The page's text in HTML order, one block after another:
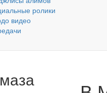
ролики
видео